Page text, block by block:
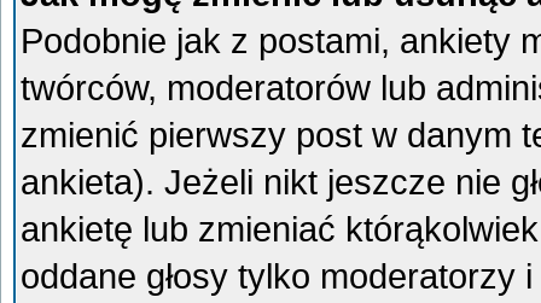
Podobnie jak z postami, ankiety
twórców, moderatorów lub
zmienić pierwszy post w danym
ankieta). Jeżeli nikt jeszcze nie
ankietę lub zmieniać
oddane głosy tylko moderatorzy